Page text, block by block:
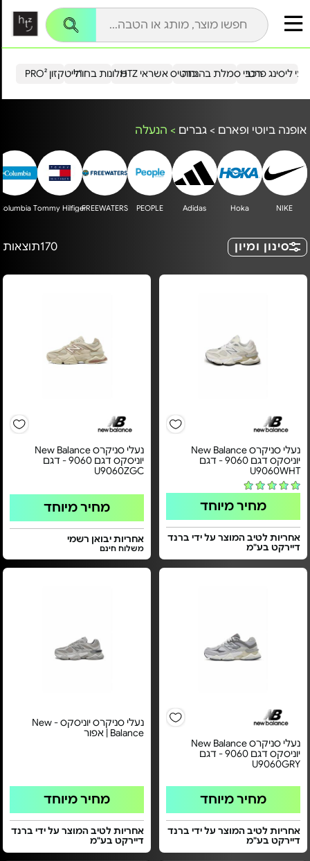
הייטקזון PRO²מלונות בחו"ל כרטיס אשראי HTZ ליסינג פרטירכבי סמלת בהנחה
אופנה ביוטי ופארם > גברים > הנעלה
NIKE
Hoka
Adidas
PEOPLE
FREEWATERS
Tommy Hilfiger
סינון ומיון 170תוצאות
נעלי סניקרס New Balance
יוניסקס דגם 9060 - דגם
U9060WHT
מחיר מיוחד
אחריות לטיב המוצר על ידי ברנד
דיירקט בע"מ
נעלי סניקרס New Balance
יוניסקס דגם 9060 - דגם
U9060ZGC
מחיר מיוחד
אחריות יבואן רשמי
משלוח חינם
נעלי סניקרס New Balance
יוניסקס דגם 9060 - דגם
U9060GRY
מחיר מיוחד
אחריות לטיב המוצר על ידי ברנד
דיירקט בע"מ
נעלי סניקרס יוניסקס - New
Balance | אפור
מחיר מיוחד
אחריות לטיב המוצר על ידי ברנד
דיירקט בע"מ